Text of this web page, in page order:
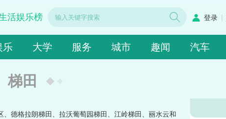
登录 |
活娱乐榜
乐 大学 服务 城市 趣闻 汽车
梯田
德格拉朗梯田、拉沃葡萄园梯田、江岭梯田、丽水云和